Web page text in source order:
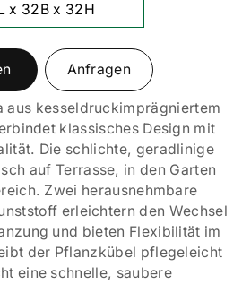
x 32B x 32H
Anfragen
aus kesseldruckimprägniertem
klassisches Design mit
Die schlichte, geradlinige
auf Terrasse, in den Garten
Zwei herausnehmbare
erleichtern den Wechsel
und bieten Flexibilität im
der Pflanzkübel pflegeleicht
eine schnelle, saubere